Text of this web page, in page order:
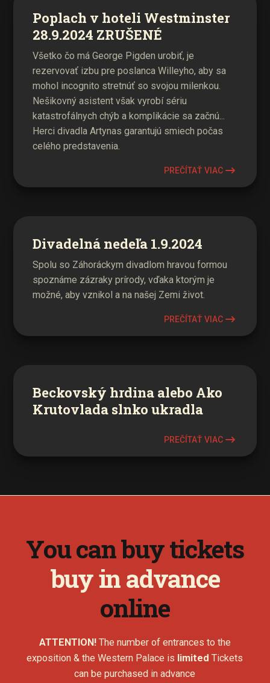
Poplach v hoteli Westminster
28.9.2024 ZRUŠENÉ
Všetko čo má George Pigden urobiť, je
rezervovať izbu pre poslanca Willeyho, aby sa
mohol incognito stretnúť so svojou milenkou.
Nešikovný asistent však vyrobí sériu
katastrofálnych chýb a komplikácie sa začnú...
Herci divadla Artynas garantujú smiech počas
celého predstavenia.
PREČÍTAŤ VIAC
Divadelná nedeľa 1.9.2024
Spolu so Záhoráckym divadlom hravou formou
spoznáme zázraky prírody, vďaka ktorým je
možné, aby vznikol a na našej Zemi život.
PREČÍTAŤ VIAC
Beckovský hrdina alebo Ako
Krutovlada slnko ukradla
PREČÍTAŤ VIAC
You can buy tickets
buy in advance
online
ATTENTION! The number of entrances to the
exposition & the Western Palace is limited Tickets
can be purchased in advance